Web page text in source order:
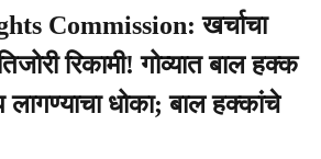
Commission: खर्चाचा
रिकामी! गोव्यात बाल हक्क
धोका; बाल हक्कांचे